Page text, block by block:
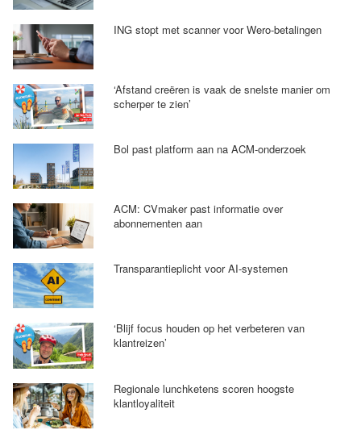
ING stopt met scanner voor Wero-betalingen
‘Afstand creëren is vaak de snelste manier om
scherper te zien’
Bol past platform aan na ACM-onderzoek
ACM: CVmaker past informatie over
abonnementen aan
Transparantieplicht voor AI-systemen
‘Blijf focus houden op het verbeteren van
klantreizen’
Regionale lunchketens scoren hoogste
klantloyaliteit